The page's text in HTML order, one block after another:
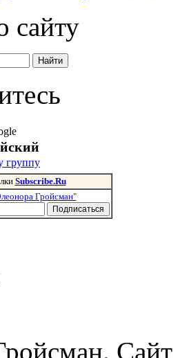
сайту
группу
Subscribe.Ru
Гройсман"